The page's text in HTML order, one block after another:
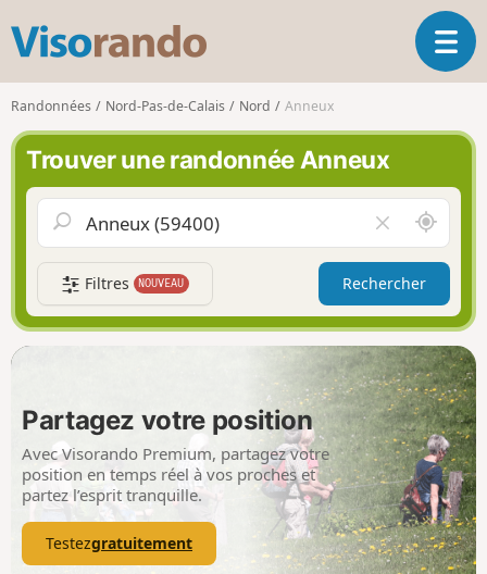
s
o
r
n
d
o
O
u
l
a
i
g
a
t
i
o
n
Randonnées Nord-Pas-de-Calais Nord Anneux
Trouver une randonnée Anneux
i
d
e
r
l
e
c
h
a
m
p
A
u
t
u
r
d
e
m
o
i
Filtres NOUVEAU Rechercher
Partagez votre position
Avec Visorando Premium, partagez votre
position en temps réel à vos proches et
partez l’esprit tranquille.
Testezgratuitement